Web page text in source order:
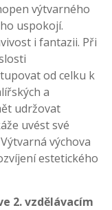
výtvarného
uspokojí.
i fantazii. Při
od celku k
a
udržovat
uvést své
výchova
estetického
2. vzdělávacím